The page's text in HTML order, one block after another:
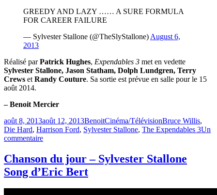
GREEDY AND LAZY …… A SURE FORMULA
FOR CAREER FAILURE
— Sylvester Stallone (@TheSlyStallone) August 6,
2013
Réalisé parPatrick Hughes, Expendables 3 met en vedette
Sylvester Stallone, Jason Statham, Dolph Lundgren, Terry
Crews et Randy Couture. Sa sortie est prévue en salle pour le 15
août 2014.
– Benoit Mercier
Publié
le
août 8, 2013août 12, 2013BenoitCatégories
Cinéma/TélévisionÉtiquettes
Bruce Willis,
Die Hard, Harrison Ford, Sylvester Stallone, The Expendables 3Un
commentairesur
–
Harrison
se
Chanson du jour – Sylvester Stallone
Song d’Eric Bert